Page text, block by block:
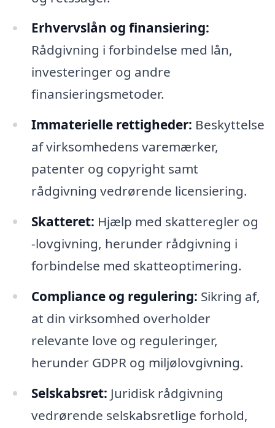
Erhvervslån og finansiering:
Rådgivning i forbindelse med lån,
investeringer og andre
finansieringsmetoder.
Immaterielle rettigheder: Beskyttelse
af virksomhedens varemærker,
patenter og copyright samt
rådgivning vedrørende licensiering.
Skatteret: Hjælp med skatteregler og
-lovgivning, herunder rådgivning i
forbindelse med skatteoptimering.
Compliance og regulering: Sikring af,
at din virksomhed overholder
relevante love og reguleringer,
herunder GDPR og miljølovgivning.
Selskabsret: Juridisk rådgivning
vedrørende selskabsretlige forhold,